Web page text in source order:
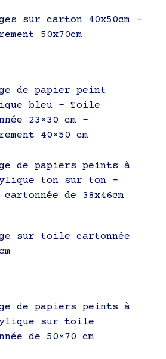
sur carton 40x50cm –
50x70cm
de papier peint
bleu – Toile
23×30 cm –
40×50 cm
de papiers peints à
ton sur ton –
de 38x46cm
sur toile cartonnée
de papiers peints à
sur toile
de 50×70 cm